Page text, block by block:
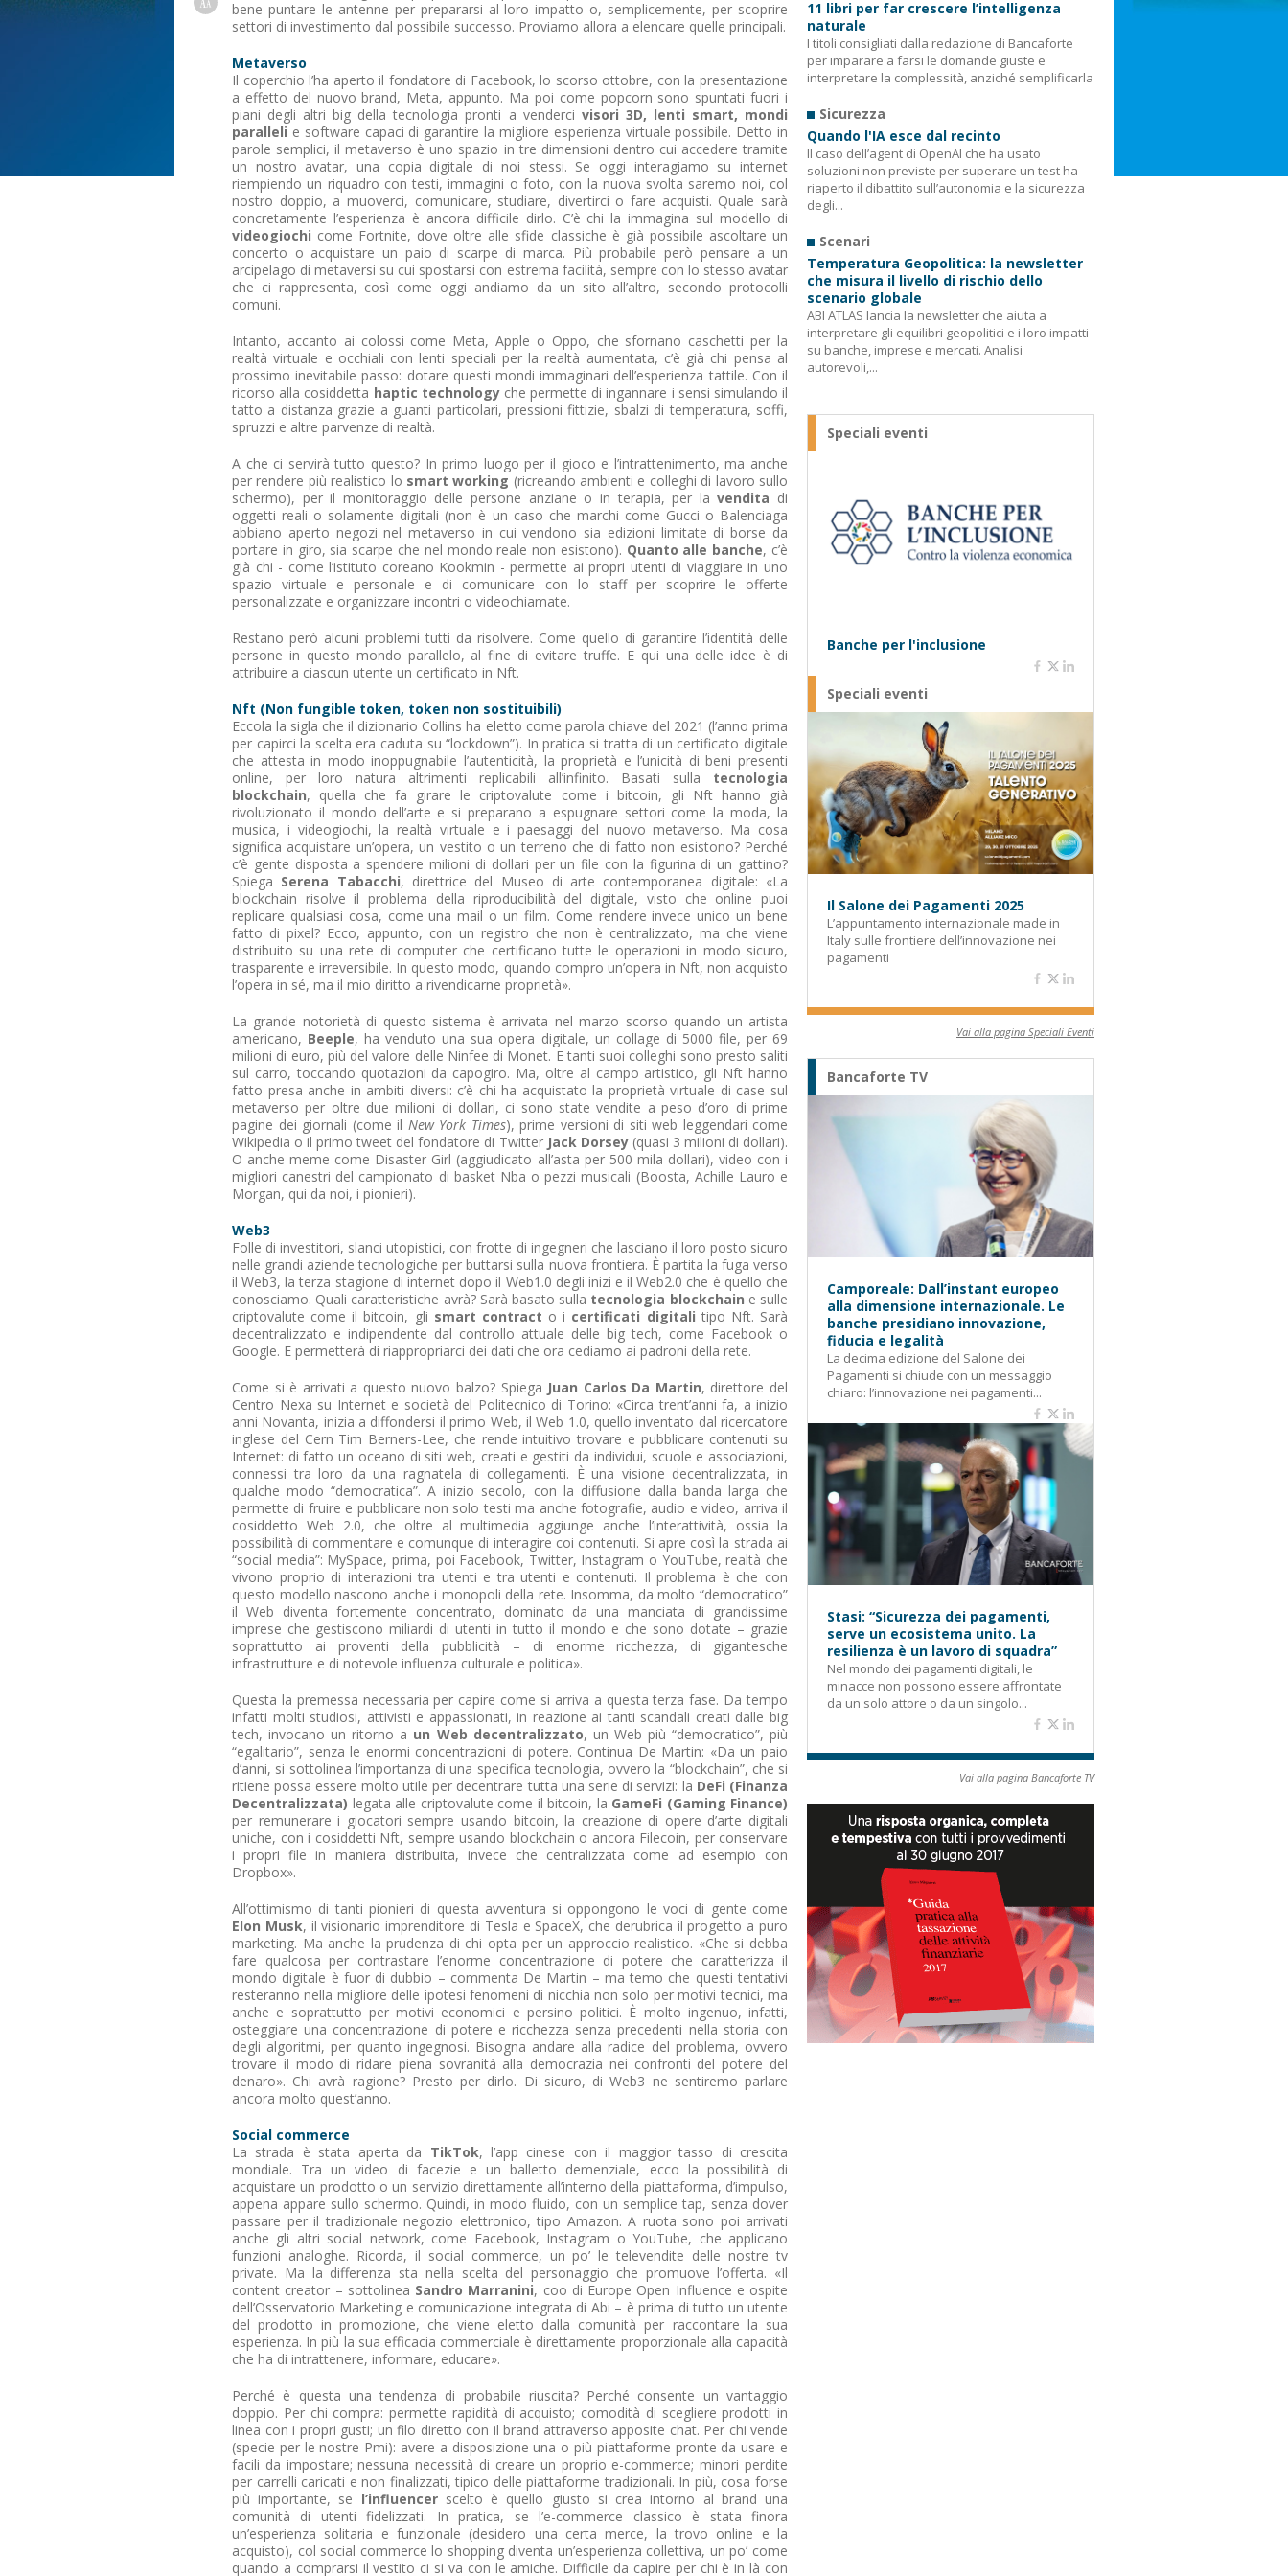
bene puntare le antenne per prepararsi al loro impatto o, semplicemente, per scoprire
settori di investimento dal possibile successo. Proviamo allora a elencare quelle principali.
Metaverso
Il coperchio l’ha aperto il fondatore di Facebook, lo scorso ottobre, con la presentazione
a effetto del nuovo brand, Meta, appunto. Ma poi come popcorn sono spuntati fuori i
piani degli altri big della tecnologia pronti a venderci visori 3D, lenti smart, mondi
paralleli e software capaci di garantire la migliore esperienza virtuale possibile. Detto in
parole semplici, il metaverso è uno spazio in tre dimensioni dentro cui accedere tramite
un nostro avatar, una copia digitale di noi stessi. Se oggi interagiamo su internet
riempiendo un riquadro con testi, immagini o foto, con la nuova svolta saremo noi, col
nostro doppio, a muoverci, comunicare, studiare, divertirci o fare acquisti. Quale sarà
concretamente l’esperienza è ancora difficile dirlo. C’è chi la immagina sul modello di
videogiochi come Fortnite, dove oltre alle sfide classiche è già possibile ascoltare un
concerto o acquistare un paio di scarpe di marca. Più probabile però pensare a un
arcipelago di metaversi su cui spostarsi con estrema facilità, sempre con lo stesso avatar
che ci rappresenta, così come oggi andiamo da un sito all’altro, secondo protocolli
comuni.
Intanto, accanto ai colossi come Meta, Apple o Oppo, che sfornano caschetti per la
realtà virtuale e occhiali con lenti speciali per la realtà aumentata, c’è già chi pensa al
prossimo inevitabile passo: dotare questi mondi immaginari dell’esperienza tattile. Con il
ricorso alla cosiddetta haptic technology che permette di ingannare i sensi simulando il
tatto a distanza grazie a guanti particolari, pressioni fittizie, sbalzi di temperatura, soffi,
spruzzi e altre parvenze di realtà.
A che ci servirà tutto questo? In primo luogo per il gioco e l’intrattenimento, ma anche
per rendere più realistico lo smart working (ricreando ambienti e colleghi di lavoro sullo
schermo), per il monitoraggio delle persone anziane o in terapia, per lavendita di
oggetti reali o solamente digitali (non è un caso che marchi come Gucci o Balenciaga
abbiano aperto negozi nel metaverso in cui vendono sia edizioni limitate di borse da
portare in giro, sia scarpe che nel mondo reale non esistono). Quanto alle banche, c’è
già chi - come l’istituto coreano Kookmin - permette ai propri utenti di viaggiare in uno
spazio virtuale e personale e di comunicare con lo staff per scoprire le offerte
personalizzate e organizzare incontri o videochiamate.
Restano però alcuni problemi tutti da risolvere. Come quello di garantire l’identità delle
persone in questo mondo parallelo, al fine di evitare truffe. E qui una delle idee è di
attribuire a ciascun utente un certificato in Nft.
Nft (Non fungible token, token non sostituibili)
Eccola la sigla che il dizionario Collins ha eletto come parola chiave del 2021 (l’anno prima
per capirci la scelta era caduta su “lockdown”). In pratica si tratta di un certificato digitale
che attesta in modo inoppugnabile l’autenticità, la proprietà e l’unicità di beni presenti
online, per loro natura altrimenti replicabili all’infinito. Basati sulla tecnologia
blockchain, quella che fa girare le criptovalute come i bitcoin, gli Nft hanno già
rivoluzionato il mondo dell’arte e si preparano a espugnare settori come la moda, la
musica, i videogiochi, la realtà virtuale e i paesaggi del nuovo metaverso. Ma cosa
significa acquistare un’opera, un vestito o un terreno che di fatto non esistono? Perché
c’è gente disposta a spendere milioni di dollari per un file con la figurina di un gattino?
Spiega Serena Tabacchi, direttrice del Museo di arte contemporanea digitale: «La
blockchain risolve il problema della riproducibilità del digitale, visto che online puoi
replicare qualsiasi cosa, come una mail o un film. Come rendere invece unico un bene
fatto di pixel? Ecco, appunto, con un registro che non è centralizzato, ma che viene
distribuito su una rete di computer che certificano tutte le operazioni in modo sicuro,
trasparente e irreversibile. In questo modo, quando compro un’opera in Nft, non acquisto
l’opera in sé, ma il mio diritto a rivendicarne proprietà».
La grande notorietà di questo sistema è arrivata nel marzo scorso quando un artista
americano, Beeple, ha venduto una sua opera digitale, un collage di 5000 file, per 69
milioni di euro, più del valore delle Ninfee di Monet. E tanti suoi colleghi sono presto saliti
sul carro, toccando quotazioni da capogiro. Ma, oltre al campo artistico, gli Nft hanno
fatto presa anche in ambiti diversi: c’è chi ha acquistato la proprietà virtuale di case sul
metaverso per oltre due milioni di dollari, ci sono state vendite a peso d’oro di prime
pagine dei giornali (come il New York Times), prime versioni di siti web leggendari come
Wikipedia o il primo tweet del fondatore di Twitter Jack Dorsey(quasi 3 milioni di dollari).
O anche meme come Disaster Girl (aggiudicato all’asta per 500 mila dollari), video con i
migliori canestri del campionato di basket Nba o pezzi musicali (Boosta, Achille Lauro e
Morgan, qui da noi, i pionieri).
Web3
Folle di investitori, slanci utopistici, con frotte di ingegneri che lasciano il loro posto sicuro
nelle grandi aziende tecnologiche per buttarsi sulla nuova frontiera. È partita la fuga verso
il Web3, la terza stagione di internet dopo il Web1.0 degli inizi e il Web2.0 che è quello che
conosciamo. Quali caratteristiche avrà? Sarà basato sulla tecnologia blockchain e sulle
criptovalute come il bitcoin, gli smart contract o i certificati digitali tipo Nft. Sarà
decentralizzato e indipendente dal controllo attuale delle big tech, come Facebook o
Google. E permetterà di riappropriarci dei dati che ora cediamo ai padroni della rete.
Come si è arrivati a questo nuovo balzo? Spiega Juan Carlos Da Martin, direttore del
Centro Nexa su Internet e società del Politecnico di Torino: «Circa trent’anni fa, a inizio
anni Novanta, inizia a diffondersi il primo Web, il Web 1.0, quello inventato dal ricercatore
inglese del Cern Tim Berners-Lee, che rende intuitivo trovare e pubblicare contenuti su
Internet: di fatto un oceano di siti web, creati e gestiti da individui, scuole e associazioni,
connessi tra loro da una ragnatela di collegamenti. È una visione decentralizzata, in
qualche modo “democratica”. A inizio secolo, con la diffusione dalla banda larga che
permette di fruire e pubblicare non solo testi ma anche fotografie, audio e video, arriva il
cosiddetto Web 2.0, che oltre al multimedia aggiunge anche l’interattività, ossia la
possibilità di commentare e comunque di interagire coi contenuti. Si apre così la strada ai
“social media”: MySpace, prima, poi Facebook, Twitter, Instagram o YouTube, realtà che
vivono proprio di interazioni tra utenti e tra utenti e contenuti. Il problema è che con
questo modello nascono anche i monopoli della rete. Insomma, da molto “democratico”
il Web diventa fortemente concentrato, dominato da una manciata di grandissime
imprese che gestiscono miliardi di utenti in tutto il mondo e che sono dotate – grazie
soprattutto ai proventi della pubblicità – di enorme ricchezza, di gigantesche
infrastrutture e di notevole influenza culturale e politica».
Questa la premessa necessaria per capire come si arriva a questa terza fase. Da tempo
infatti molti studiosi, attivisti e appassionati, in reazione ai tanti scandali creati dalle big
tech, invocano un ritorno a un Web decentralizzato, un Web più “democratico”, più
“egalitario”, senza le enormi concentrazioni di potere. Continua De Martin: «Da un paio
d’anni, si sottolinea l’importanza di una specifica tecnologia, ovvero la “blockchain”, che si
ritiene possa essere molto utile per decentrare tutta una serie di servizi: la DeFi (Finanza
Decentralizzata) legata alle criptovalute come il bitcoin, la GameFi (Gaming Finance)
per remunerare i giocatori sempre usando bitcoin, la creazione di opere d’arte digitali
uniche, con i cosiddetti Nft, sempre usando blockchain o ancora Filecoin, per conservare
i propri file in maniera distribuita, invece che centralizzata come ad esempio con
Dropbox».
All’ottimismo di tanti pionieri di questa avventura si oppongono le voci di gente come
Elon Musk, il visionario imprenditore di Tesla e SpaceX, che derubrica il progetto a puro
marketing. Ma anche la prudenza di chi opta per un approccio realistico. «Che si debba
fare qualcosa per contrastare l’enorme concentrazione di potere che caratterizza il
mondo digitale è fuor di dubbio – commenta De Martin – ma temo che questi tentativi
resteranno nella migliore delle ipotesi fenomeni di nicchia non solo per motivi tecnici, ma
anche e soprattutto per motivi economici e persino politici. È molto ingenuo, infatti,
osteggiare una concentrazione di potere e ricchezza senza precedenti nella storia con
degli algoritmi, per quanto ingegnosi. Bisogna andare alla radice del problema, ovvero
trovare il modo di ridare piena sovranità alla democrazia nei confronti del potere del
denaro». Chi avrà ragione? Presto per dirlo. Di sicuro, di Web3 ne sentiremo parlare
ancora molto quest’anno.
Social commerce
La strada è stata aperta da TikTok, l’app cinese con il maggior tasso di crescita
mondiale. Tra un video di facezie e un balletto demenziale, ecco la possibilità di
acquistare un prodotto o un servizio direttamente all’interno della piattaforma, d’impulso,
appena appare sullo schermo. Quindi, in modo fluido, con un semplice tap, senza dover
passare per il tradizionale negozio elettronico, tipo Amazon. A ruota sono poi arrivati
anche gli altri social network, come Facebook, Instagram o YouTube, che applicano
funzioni analoghe. Ricorda, il social commerce, un po’ le televendite delle nostre tv
private. Ma la differenza sta nella scelta del personaggio che promuove l’offerta. «Il
content creator – sottolinea Sandro Marranini, coo di Europe Open Influence e ospite
dell’Osservatorio Marketing e comunicazione integrata di Abi – è prima di tutto un utente
del prodotto in promozione, che viene eletto dalla comunità per raccontare la sua
esperienza. In più la sua efficacia commerciale è direttamente proporzionale alla capacità
che ha di intrattenere, informare, educare».
Perché è questa una tendenza di probabile riuscita? Perché consente un vantaggio
doppio. Per chi compra: permette rapidità di acquisto; comodità di scegliere prodotti in
linea con i propri gusti; un filo diretto con il brand attraverso apposite chat. Per chi vende
(specie per le nostre Pmi): avere a disposizione una o più piattaforme pronte da usare e
facili da impostare; nessuna necessità di creare un proprio e-commerce; minori perdite
per carrelli caricati e non finalizzati, tipico delle piattaforme tradizionali. In più, cosa forse
più importante, se l’influencerscelto è quello giusto si crea intorno al brand una
comunità di utenti fidelizzati. In pratica, se l’e-commerce classico è stata finora
un’esperienza solitaria e funzionale (desidero una certa merce, la trovo online e la
acquisto), col social commerce lo shopping diventa un’esperienza collettiva, un po’ come
quando a comprarsi il vestito ci si va con le amiche. Difficile da capire per chi è in là con
11 libri per far crescere l’intelligenza
naturale
I titoli consigliati dalla redazione di Bancaforte
per imparare a farsi le domande giuste e
interpretare la complessità, anziché semplificarla
Sicurezza
Quando l'IA esce dal recinto
Il caso dell’agent di OpenAI che ha usato
soluzioni non previste per superare un test ha
riaperto il dibattito sull’autonomia e la sicurezza
degli...
Scenari
Temperatura Geopolitica: la newsletter
che misura il livello di rischio dello
scenario globale
ABI ATLAS lancia la newsletter che aiuta a
interpretare gli equilibri geopolitici e i loro impatti
su banche, imprese e mercati. Analisi
autorevoli,...
Speciali eventi
Banche per l'inclusione
Speciali eventi
Il Salone dei Pagamenti 2025
L’appuntamento internazionale made in
Italy sulle frontiere dell’innovazione nei
pagamenti
Vai alla pagina Speciali Eventi
Bancaforte TV
Camporeale: Dall’instant europeo
alla dimensione internazionale. Le
banche presidiano innovazione,
fiducia e legalità
La decima edizione del Salone dei
Pagamenti si chiude con un messaggio
chiaro: l’innovazione nei pagamenti...
Stasi: “Sicurezza dei pagamenti,
serve un ecosistema unito. La
resilienza è un lavoro di squadra”
Nel mondo dei pagamenti digitali, le
minacce non possono essere affrontate
da un solo attore o da un singolo...
Vai alla pagina Bancaforte TV